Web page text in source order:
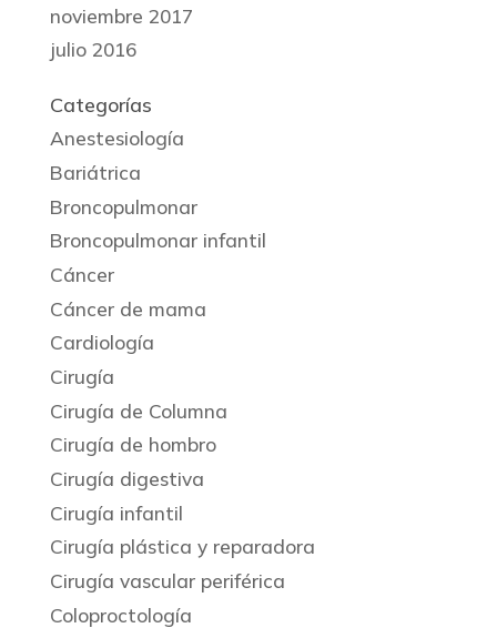
noviembre 2017
julio 2016
Categorías
Anestesiología
Bariátrica
Broncopulmonar
Broncopulmonar infantil
Cáncer
Cáncer de mama
Cardiología
Cirugía
Cirugía de Columna
Cirugía de hombro
Cirugía digestiva
Cirugía infantil
Cirugía plástica y reparadora
Cirugía vascular periférica
Coloproctología